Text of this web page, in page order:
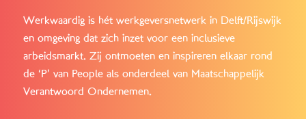
Werkwaardig is hét werkgeversnetwerk in Delft/Rijswijk
en omgeving dat zich inzet voor een inclusieve
arbeidsmarkt. Zij ontmoeten en inspireren elkaar rond
de ‘P’ van People als onderdeel van Maatschappelijk
Verantwoord Ondernemen.